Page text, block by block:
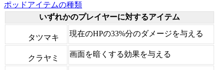
ポッドアイテムの種類
いずれかのプレイヤーに対するアイテム
タツマキ 現在のHPの33%分のダメージを与える
クラヤミ 画面を暗くする効果を与える